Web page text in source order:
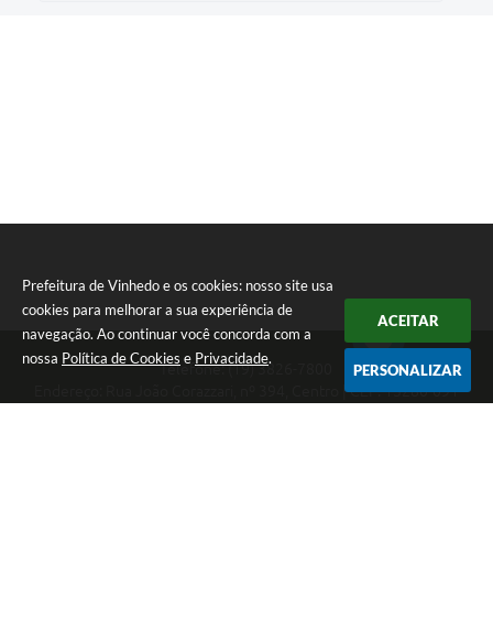
Prefeitura de Vinhedo e os cookies: nosso site usa
cookies para melhorar a sua experiência de
navegação. Ao continuar você concorda com a
nossa Política de Cookies e Privacidade.
ACEITAR
PERSONALIZAR
Telefone: (19) 3826-7800
Endereço: Rua João Corazzari, nº 394, Centro | CEP: 13280-091